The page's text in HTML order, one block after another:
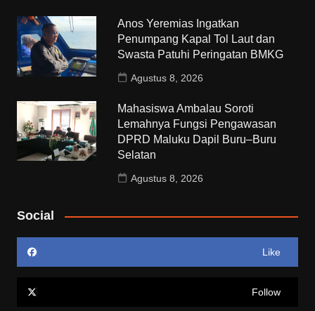
Anos Yeremias Ingatkan
Penumpang Kapal Tol Laut dan
Swasta Patuhi Peringatan BMKG
Agustus 8, 2026
Mahasiswa Ambalau Soroti
Lemahnya Fungsi Pengawasan
DPRD Maluku Dapil Buru–Buru
Selatan
Agustus 8, 2026
Social
Like
Follow